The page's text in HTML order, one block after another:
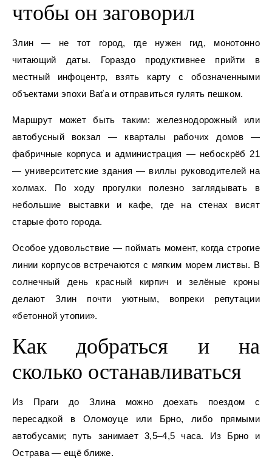
чтобы он заговорил
Злин — не тот город, где нужен гид, монотонно
читающий даты. Гораздо продуктивнее прийти в
местный инфоцентр, взять карту с обозначенными
объектами эпохи Baťa и отправиться гулять пешком.
Маршрут может быть таким: железнодорожный или
автобусный вокзал — кварталы рабочих домов —
фабричные корпуса и администрация — небоскрёб 21
— университетские здания — виллы руководителей на
холмах. По ходу прогулки полезно заглядывать в
небольшие выставки и кафе, где на стенах висят
старые фото города.
Особое удовольствие — поймать момент, когда строгие
линии корпусов встречаются с мягким морем листвы. В
солнечный день красный кирпич и зелёные кроны
делают Злин почти уютным, вопреки репутации
«бетонной утопии».
Как добраться и на
сколько останавливаться
Из Праги до Злина можно доехать поездом с
пересадкой в Оломоуце или Брно, либо прямыми
автобусами; путь занимает 3,5–4,5 часа. Из Брно и
Острава — ещё ближе.